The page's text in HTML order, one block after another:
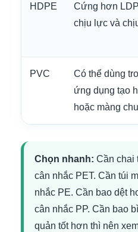
HDPE
Cứng hơn
chịu lực và
PVC
Có thể dùng
ứng dụng tạo
hoặc màng
Chọn nhanh: Cần chai
cân nhắc PET. Cần túi
nhắc PE. Cần bao dệt
cân nhắc PP. Cần bao
quản tốt hơn thì nên